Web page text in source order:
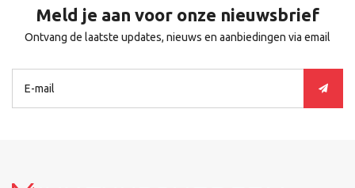
Meld je aan voor onze nieuwsbrief
Ontvang de laatste updates, nieuws en aanbiedingen via email